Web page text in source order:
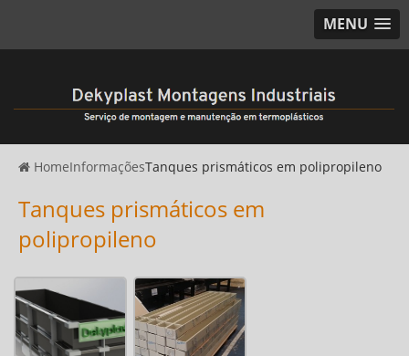
MENU
HomeInformaçõesTanques prismáticos em polipropileno
Tanques prismáticos em
polipropileno